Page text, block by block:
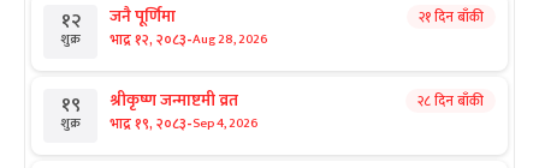
१२
शुक्र
जनै पूर्णिमा
भाद्र १२, २०८३-Aug 28, 2026
२१ दिन बाँकी
१९
शुक्र
श्रीकृष्ण जन्माष्टमी व्रत
भाद्र १९, २०८३-Sep 4, 2026
२८ दिन बाँकी